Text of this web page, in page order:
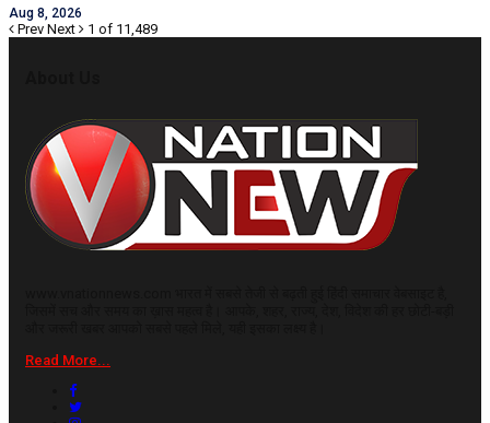
Aug 8, 2026
Prev Next 1 of 11,489
Read More...